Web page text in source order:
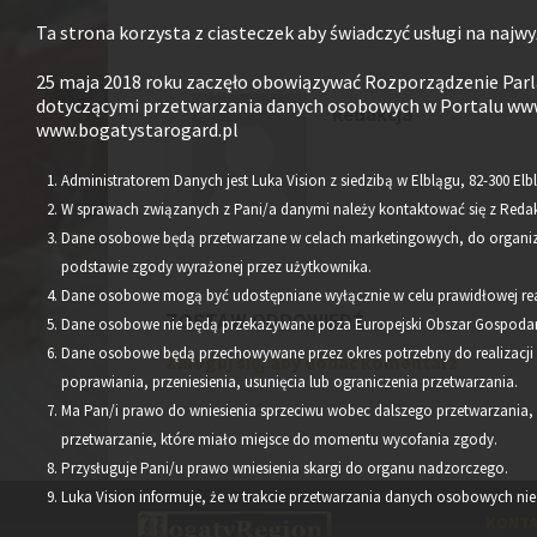
Redakcja
ZOSTAW ODPOWIEDŹ
Zaloguj się, aby dodać komentarz
Ta strona korzysta z ciasteczek aby świadczyć usługi na
25 maja 2018 roku zaczęło obowiązywać Rozporządzenie
dotyczącymi przetwarzania danych osobowych w Portalu
www.bogatystarogard.pl
Administratorem Danych jest Luka Vision z siedzibą w Elblągu, 82-300
W sprawach związanych z Pani/a danymi należy kontaktować się z
Dane osobowe będą przetwarzane w celach marketingowych, do
podstawie zgody wyrażonej przez użytkownika.
Dane osobowe mogą być udostępniane wyłącznie w celu
Dane osobowe nie będą przekazywane poza Europejski Obszar
Dane osobowe będą przechowywane przez okres potrzebny do
poprawiania, przeniesienia, usunięcia lub ograniczenia przetwarzania.
Ma Pan/i prawo do wniesienia sprzeciwu wobec dalszego
przetwarzanie, które miało miejsce do momentu wycofania zgody.
Przysługuje Pani/u prawo wniesienia skargi do organu nadzorczego.
Luka Vision informuje, że w trakcie przetwarzania danych osobowych